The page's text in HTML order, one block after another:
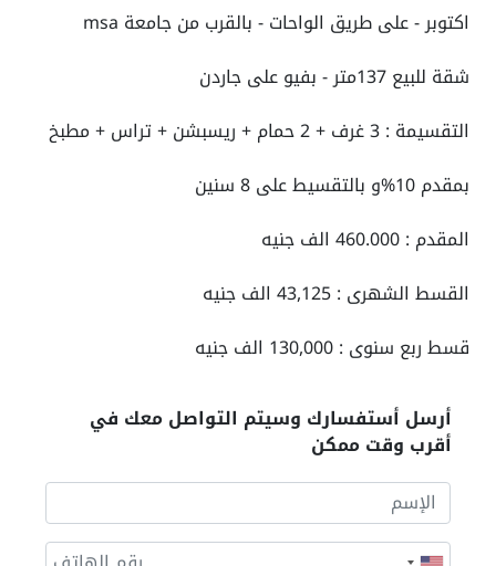
اكتوبر - على طريق الواحات - بالقرب من جامعة msa
شقة للبيع 137متر - بفيو على جاردن
التقسيمة : 3 غرف + 2 حمام + ريسبشن + تراس + مطبخ
بمقدم 10%و بالتقسيط على 8 سنين
المقدم : 460.000 الف جنيه
القسط الشهرى : 43,125 الف جنيه
قسط ربع سنوى : 130,000 الف جنيه
أرسل أستفسارك وسيتم التواصل معك في
أقرب وقت ممكن